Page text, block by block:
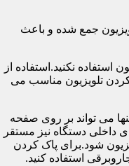
جمع شده و باعث
نکنید.استفاده از
کردن تلویزیون مناسب می
می تواند بر روی صفحه
داخلی دستگاه نیز مستقر
شود.برای پاک کردن
استفاده کنید.